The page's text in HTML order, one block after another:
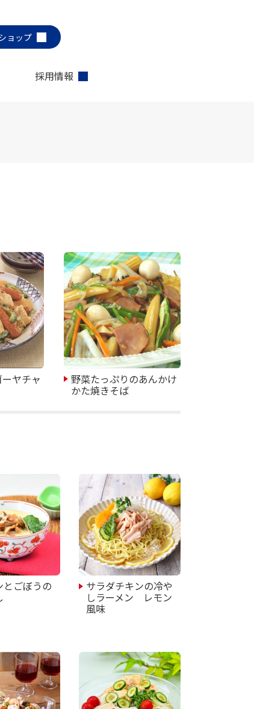
ョップ
採用情報
ヤチャ 野菜たっぷりのあんかけ
かた焼きそば
とごぼうの サラダチキンの冷や
しラーメン レモン
風味